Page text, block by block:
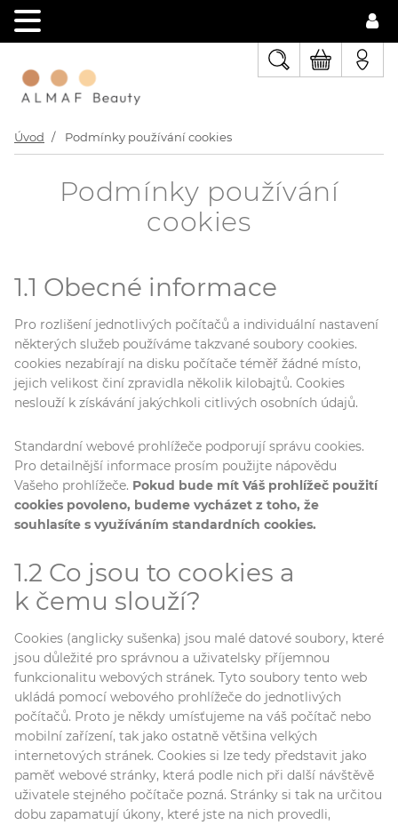
Úvod Podmínky používání cookies
Podmínky používání
cookies
1.1 Obecné informace
Pro rozlišení jednotlivých počítačů a individuální nastavení
některých služeb používáme takzvané soubory cookies.
cookies nezabírají na disku počítače téměř žádné místo,
jejich velikost činí zpravidla několik kilobajtů. Cookies
neslouží k získávání jakýchkoli citlivých osobních údajů.
Standardní webové prohlížeče podporují správu cookies.
Pro detailnější informace prosím použijte nápovědu
Vašeho prohlížeče. Pokud bude mít Váš prohlížeč použití
cookies povoleno, budeme vycházet z toho, že
souhlasíte s využíváním standardních cookies.
1.2 Co jsou to cookies a
k čemu slouží?
Cookies (anglicky sušenka) jsou malé datové soubory, které
jsou důležité pro správnou a uživatelsky příjemnou
funkcionalitu webových stránek. Tyto soubory tento web
ukládá pomocí webového prohlížeče do jednotlivých
počítačů. Proto je někdy umísťujeme na váš počítač nebo
mobilní zařízení, tak jako ostatně většina velkých
internetových stránek. Cookies si lze tedy představit jako
paměť webové stránky, která podle nich při další návštěvě
uživatele stejného počítače pozná. Stránky si tak na určitou
dobu zapamatují úkony, které jste na nich provedli,